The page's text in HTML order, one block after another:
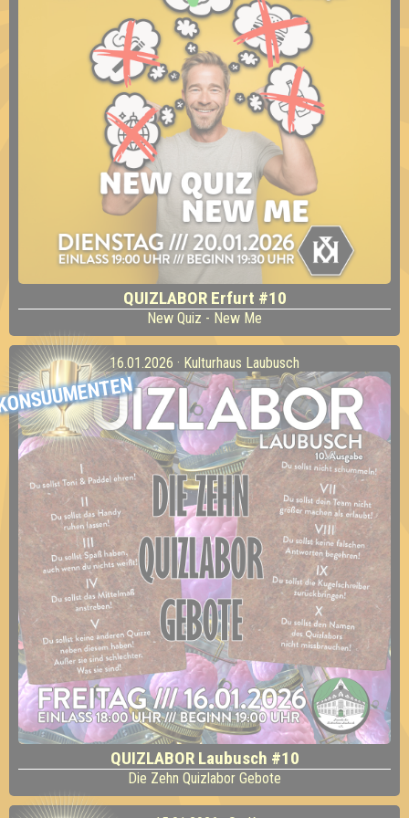
QUIZLABOR Erfurt #10
New Quiz - New Me
16.01.2026 · Kulturhaus Laubusch
QUIZLABOR Laubusch #10
Die Zehn Quizlabor Gebote